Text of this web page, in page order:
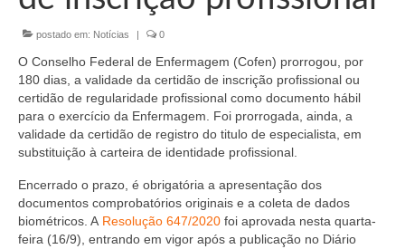
Conselheiros e Diretoria
Câmaras Técnicas
Carta de Serviços ao Cidadão
Governança
Transparência e Prestação de Contas
Eleições
postado em: Notícias | 0
O Conselho Federal de Enfermagem (Cofen) prorrogou, por
180 dias, a validade da certidão de inscrição profissional ou
certidão de regularidade profissional como documento hábil
para o exercício da Enfermagem. Foi prorrogada, ainda, a
validade da certidão de registro do titulo de especialista, em
substituição à carteira de identidade profissional.
Encerrado o prazo, é obrigatória a apresentação dos
documentos comprobatórios originais e a coleta de dados
biométricos. A Resolução 647/2020 foi aprovada nesta quarta-
feira (16/9), entrando em vigor após a publicação no Diário